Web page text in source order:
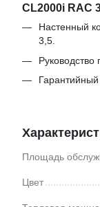
CL2000i RAC
Настенный
3,5.
Руководство
Гарантийный
Площадь
Цвет